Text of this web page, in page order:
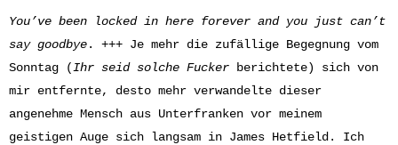
You’ve been locked in here forever and you just can’t
say goodbye. +++ Je mehr die zufällige Begegnung vom
Sonntag (Ihr seid solche Fucker berichtete) sich von
mir entfernte, desto mehr verwandelte dieser
angenehme Mensch aus Unterfranken vor meinem
geistigen Auge sich langsam in James Hetfield. Ich